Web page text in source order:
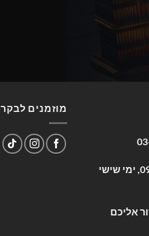
שעות פעילות: א-ה 09:00-17:00, ימי שישי
אליכם
מוזמנים לבקר